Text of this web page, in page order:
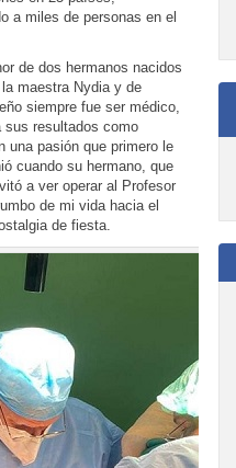
a miles de personas en el
de dos hermanos nacidos
maestra Nydia y de
siempre fue ser médico,
sus resultados como
una pasión que primero le
cuando su hermano, que
a ver operar al Profesor
de mi vida hacia el
de fiesta.